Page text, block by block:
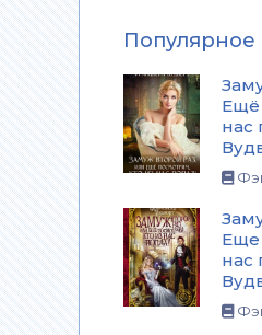
Популярное
Ещё
нас
Еще
нас